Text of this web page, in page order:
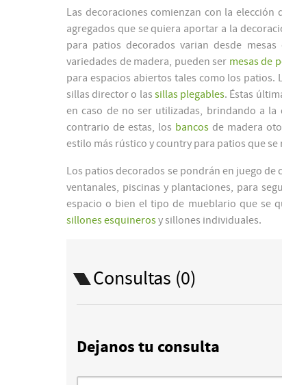
Las decoraciones comienzan con la
agregados que se quiera aportar a la
para patios decorados varian desde mesas
variedades de madera, pueden ser mesas de
para espacios abiertos tales como los
sillas director o las sillas plegables. Éstas
en caso de no ser utilizadas, brindando a
contrario de estas, los bancosde madera
estilo más rústico y country para patios que
Los patios decorados se pondrán en juego
ventanales, piscinas y plantaciones, para
espacio o bien el tipo de mueblario que se
sillones esquinerosy sillones individuales.
Consultas (0)
Dejanos tu consulta